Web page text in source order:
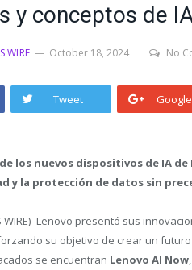
y conceptos de
WIRE October 18, 2024 No
Tweet
los nuevos dispositivos de IA
y la protección de datos sin
WIRE)–Lenovo presentó sus
su objetivo de crear un
se encuentran Lenovo AI Now